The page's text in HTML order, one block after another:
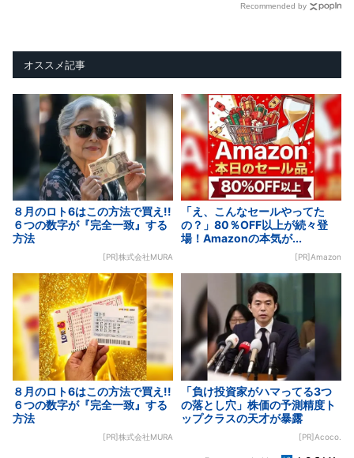
Recommended by
オススメ記事
８月のロト6はこの方法で買え!!
６つの数字が『完全一致』する
方法
[PR]株式会社MURA
「え、こんなセールやってた
の？」80％OFF以上が続々登
場！Amazonの本気が...
[PR]Amazon
８月のロト6はこの方法で買え!!
６つの数字が『完全一致』する
方法
[PR]株式会社MURA
「負け投資家がハマってる3つ
の落とし穴」株価の予測精度ト
ップクラスの天才が暴露
[PR]Acoco.